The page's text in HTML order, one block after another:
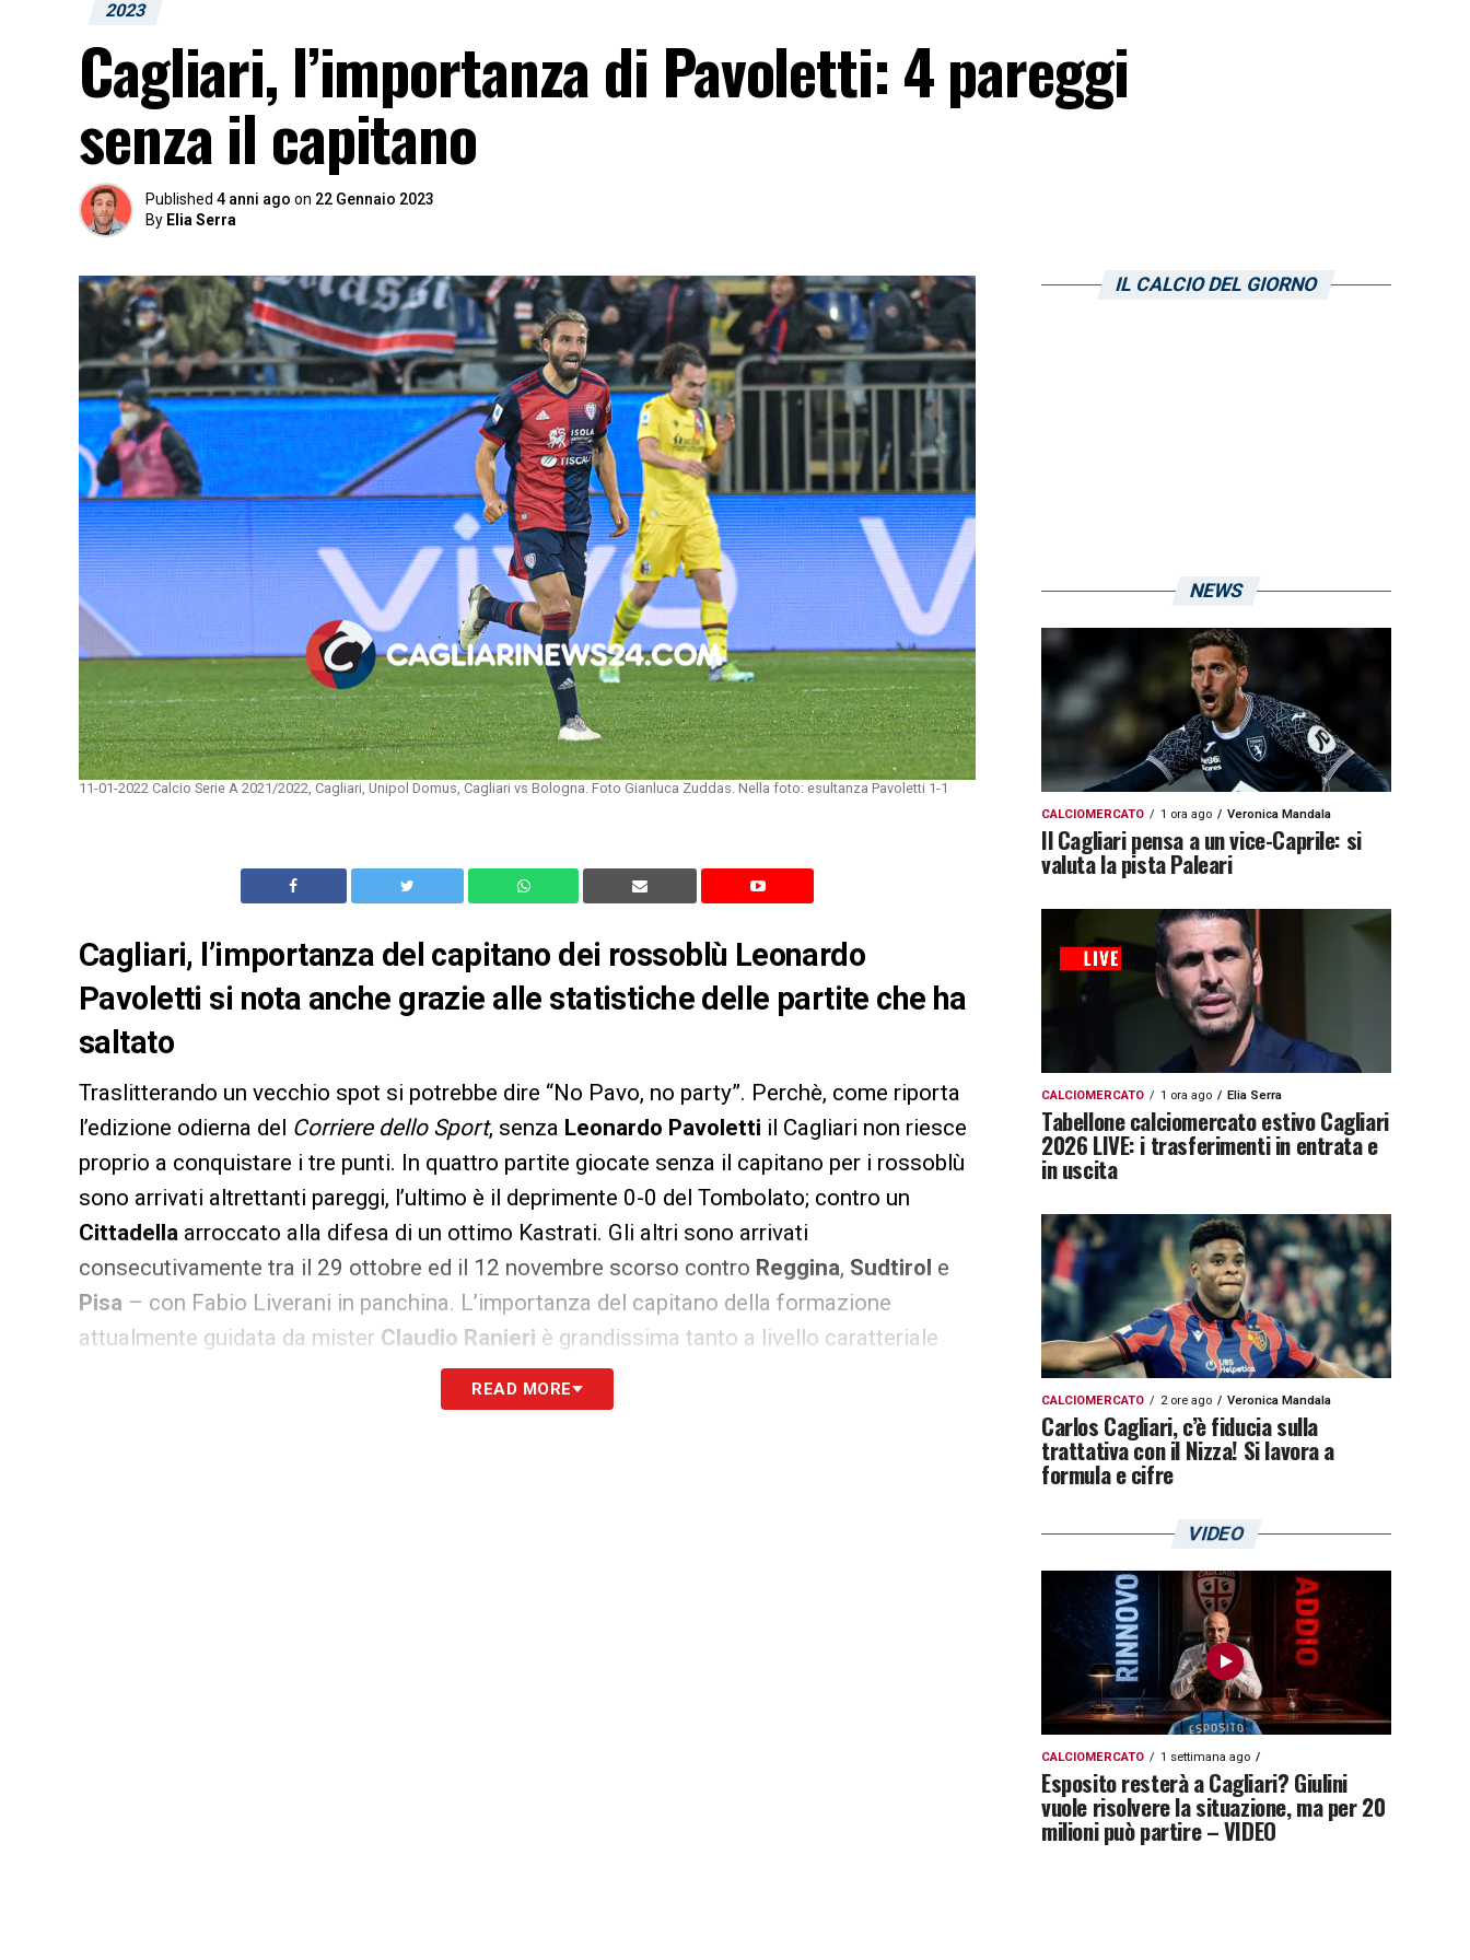
2023
Cagliari, l’importanza di Pavoletti: 4 pareggi
senza il capitano
Published 4 anni ago on 22 Gennaio 2023
By Elia Serra
11-01-2022 Calcio Serie A 2021/2022, Cagliari, Unipol Domus, Cagliari vs Bologna. Foto Gianluca Zuddas. Nella foto: esultanza Pavoletti 1-1
Cagliari, l’importanza del capitano dei rossoblù Leonardo
Pavoletti si nota anche grazie alle statistiche delle partite che ha
saltato
Traslitterando un vecchio spot si potrebbe dire “No Pavo, no party”. Perchè, come riporta
l’edizione odierna del Corriere dello Sport, senza Leonardo Pavoletti il Cagliari non riesce
proprio a conquistare i tre punti. In quattro partite giocate senza il capitano per i rossoblù
sono arrivati altrettanti pareggi, l’ultimo è il deprimente 0-0 del Tombolato; contro un
Cittadella arroccato alla difesa di un ottimo Kastrati. Gli altri sono arrivati
consecutivamente tra il 29 ottobre ed il 12 novembre scorso contro Reggina, Sudtirol e
Pisa – con Fabio Liverani in panchina. L’importanza del capitano della formazione
attualmente guidata da mister Claudio Ranieri è grandissima tanto a livello caratteriale
quanto dal punto di vista della tecnica e del contributo in fase offensiva: 6 goal per lui in
READ MORE
IL CALCIO DEL GIORNO
NEWS
CALCIOMERCATO 1 ora ago Veronica Mandala
Il Cagliari pensa a un vice-Caprile: si
valuta la pista Paleari
CALCIOMERCATO 1 ora ago Elia Serra
Tabellone calciomercato estivo Cagliari
2026 LIVE: i trasferimenti in entrata e
in uscita
CALCIOMERCATO 2 ore ago Veronica Mandala
Carlos Cagliari, c’è fiducia sulla
trattativa con il Nizza! Si lavora a
formula e cifre
VIDEO
CALCIOMERCATO 1 settimana ago
Esposito resterà a Cagliari? Giulini
vuole risolvere la situazione, ma per 20
milioni può partire – VIDEO